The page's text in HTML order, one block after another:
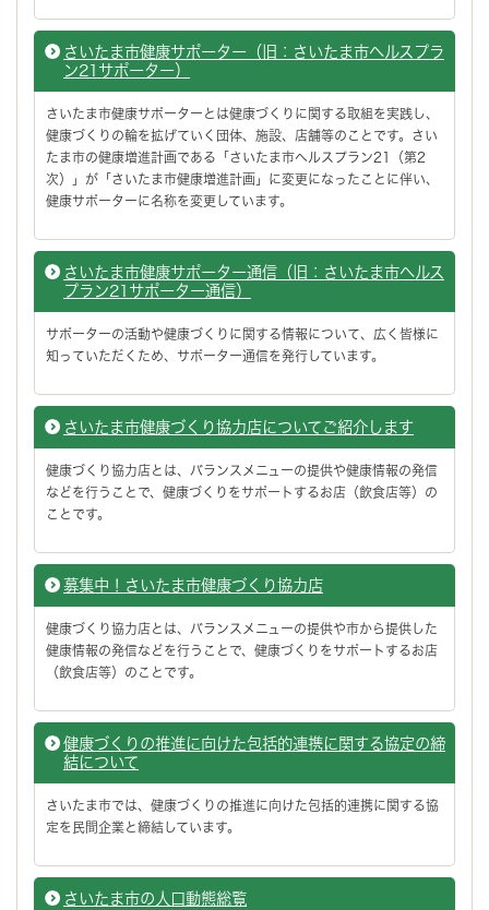
さいたま市健康サポーター（旧：さいたま市ヘルスプラ
ン21サポーター）
さいたま市健康サポーターとは健康づくりに関する取組を実践し、
健康づくりの輪を拡げていく団体、施設、店舗等のことです。さい
たま市の健康増進計画である「さいたま市ヘルスプラン21（第2
次）」が「さいたま市健康増進計画」に変更になったことに伴い、
健康サポーターに名称を変更しています。
さいたま市健康サポーター通信（旧：さいたま市ヘルス
プラン21サポーター通信）
サポーターの活動や健康づくりに関する情報について、広く皆様に
知っていただくため、サポーター通信を発行しています。
さいたま市健康づくり協力店についてご紹介します
健康づくり協力店とは、バランスメニューの提供や健康情報の発信
などを行うことで、健康づくりをサポートするお店（飲食店等）の
ことです。
募集中！さいたま市健康づくり協力店
健康づくり協力店とは、バランスメニューの提供や市から提供した
健康情報の発信などを行うことで、健康づくりをサポートするお店
（飲食店等）のことです。
健康づくりの推進に向けた包括的連携に関する協定の締
結について
さいたま市では、健康づくりの推進に向けた包括的連携に関する協
定を民間企業と締結しています。
さいたま市の人口動態総覧